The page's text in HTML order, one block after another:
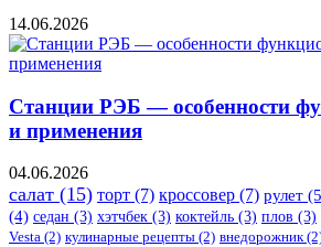
14.06.2026
Станции РЭБ — особенности
и применения
04.06.2026
салат (15) торт (7) кроссовер (7) рулет
(4) седан (3) хэтчбек (3) коктейль (3) плов (3)
Vesta (2) кулинарные рецепты (2) внедорожник